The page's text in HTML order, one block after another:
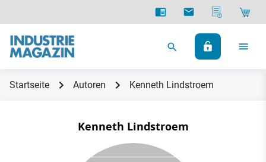
Startseite Autoren Kenneth Lindstroem
Kenneth Lindstroem